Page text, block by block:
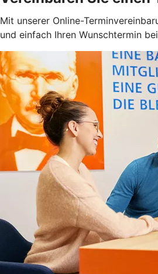
Mit unserer Online-
und einfach Ihren Wunschtermin